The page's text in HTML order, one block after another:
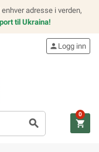
adresse i verden,
til Ukraina!
search
person Logg inn
shopping_cart
0